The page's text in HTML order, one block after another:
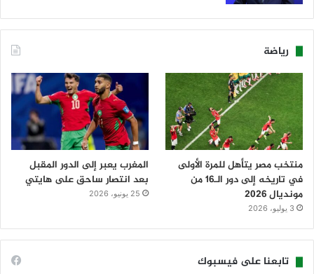
رياضة
منتخب مصر يتأهل للمرة الأولى
في تاريخه إلى دور الـ16 من
مونديال 2026
3 يوليو، 2026
المغرب يعبر إلى الدور المقبل
بعد انتصار ساحق على هايتي
25 يونيو، 2026
تابعنا على فيسبوك